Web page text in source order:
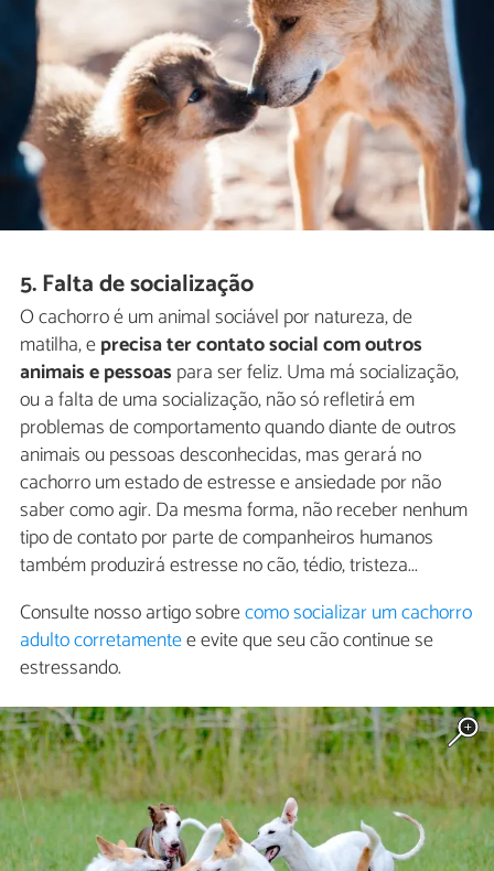
5. Falta de socialização
O cachorro é um animal sociável por natureza, de
matilha, eprecisa ter contato social com outros
animais e pessoas para ser feliz. Uma má socialização,
ou a falta de uma socialização, não só refletirá em
problemas de comportamento quando diante de outros
animais ou pessoas desconhecidas, mas gerará no
cachorro um estado de estresse e ansiedade por não
saber como agir. Da mesma forma, não receber nenhum
tipo de contato por parte de companheiros humanos
também produzirá estresse no cão, tédio, tristeza...
Consulte nosso artigo sobrecomo socializar um cachorro
adulto corretamentee evite que seu cão continue se
estressando.